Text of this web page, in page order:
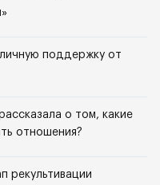
поддержку от
о том, какие
отношения?
рекультивации